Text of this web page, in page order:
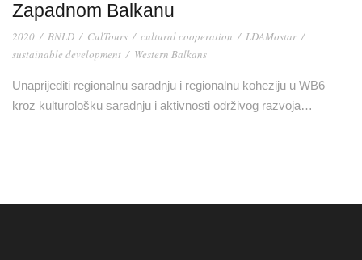
Zapadnom Balkanu
2020 / BNLD / CulTours / cultural cooperation / LDAMostar /
sustainable development / Western Balkans
Unaprijediti regionalnu saradnju i regionalnu koheziju u WB6
kroz kulturološku saradnju i aktivnosti održivog razvoja…